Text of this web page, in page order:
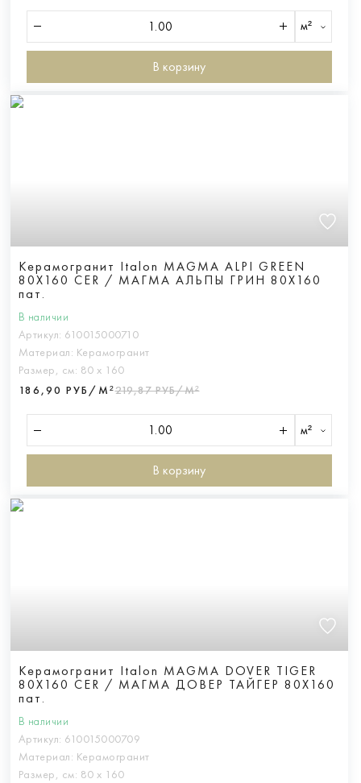
м²
В корзину
Керамогранит Italon MAGMA ALPI GREEN
80X160 CER / МАГМА АЛЬПЫ ГРИН 80X160
пат.
В наличии
Артикул: 610015000710
Материал: Керамогранит
Размер, см: 80 х 160
186,90 РУБ/М²219,87 РУБ/М²
м²
В корзину
Керамогранит Italon MAGMA DOVER TIGER
80X160 CER / МАГМА ДОВЕР ТАЙГЕР 80X160
пат.
В наличии
Артикул: 610015000709
Материал: Керамогранит
Размер, см: 80 х 160